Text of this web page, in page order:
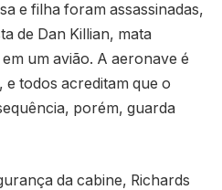
e filha foram assassinadas,
de Dan Killian, mata
um avião. A aeronave é
todos acreditam que o
porém, guarda
da cabine, Richards